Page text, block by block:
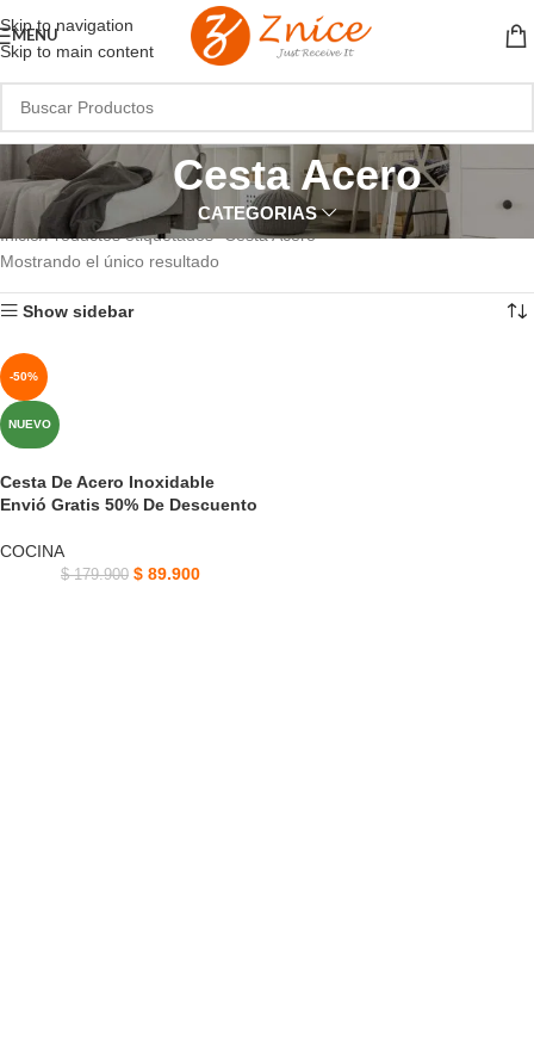
Skip to navigation
Skip to main content
MENU
Cesta Acero
CATEGORIAS
Inicio Productos etiquetados “Cesta Acero”
Mostrando el único resultado
Show sidebar
-50%
NUEVO
Cesta De Acero Inoxidable
Envió Gratis 50% De Descuento
COCINA
$179.900 $ 89.900